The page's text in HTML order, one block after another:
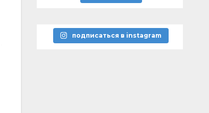
подписаться в instagram